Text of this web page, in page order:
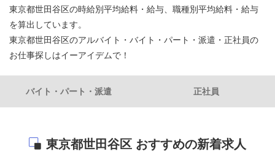
東京都世田谷区の時給別平均給料・給与、職種別平均給料・給与
を算出しています。
東京都世田谷区のアルバイト・バイト・パート・派遣・正社員の
お仕事探しはイーアイデムで！
バイト・パート・派遣 正社員
東京都世田谷区 おすすめの新着求人